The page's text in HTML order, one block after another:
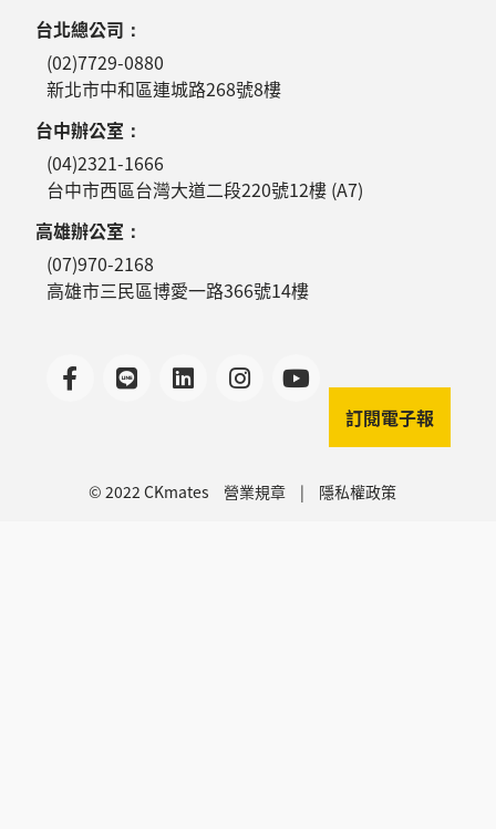
台北總公司：
(02)7729-0880
新北市中和區連城路268號8樓
台中辦公室：
(04)2321-1666
台中市西區台灣大道二段220號12樓 (A7)
高雄辦公室：
(07)970-2168
高雄市三民區博愛一路366號14樓
訂閱電子報
© 2022 CKmates 營業規章 | 隱私權政策